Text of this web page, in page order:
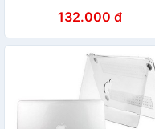
132.000 đ